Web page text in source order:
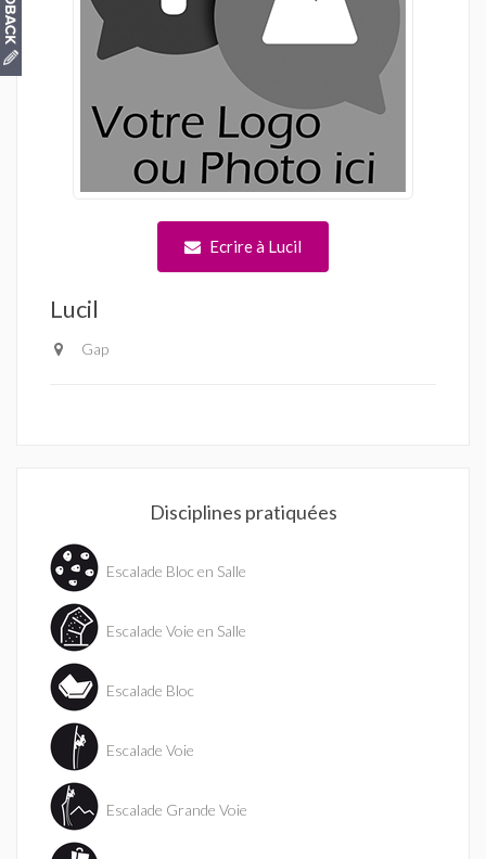
Ecrire à Lucil
Lucil
Gap
Disciplines pratiquées
Escalade Bloc en Salle
Escalade Voie en Salle
Escalade Bloc
Escalade Voie
Escalade Grande Voie